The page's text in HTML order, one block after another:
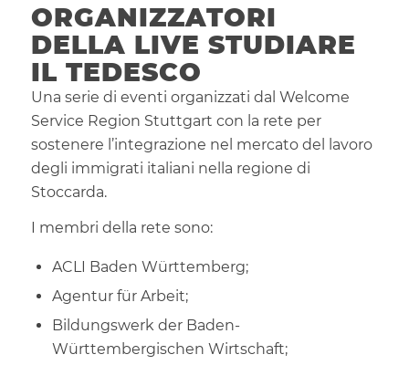
ORGANIZZATORI
DELLA LIVE STUDIARE
IL TEDESCO
Una serie di eventi organizzati dal Welcome
Service Region Stuttgart con la rete per
sostenere l’integrazione nel mercato del lavoro
degli immigrati italiani nella regione di
Stoccarda.
I membri della rete sono:
ACLI Baden Württemberg;
Agentur für Arbeit;
Bildungswerk der Baden-
Württembergischen Wirtschaft;